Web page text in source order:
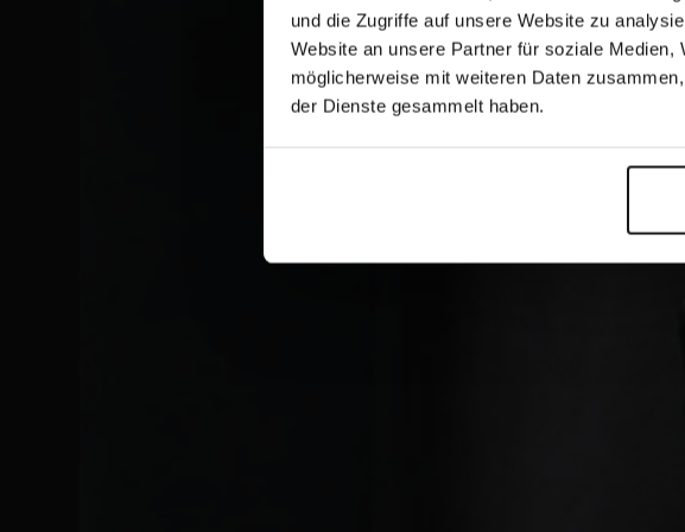
und die Zugriffe auf unsere Website zu
Website an unsere Partner für soziale
möglicherweise mit weiteren Daten
der Dienste gesammelt haben.